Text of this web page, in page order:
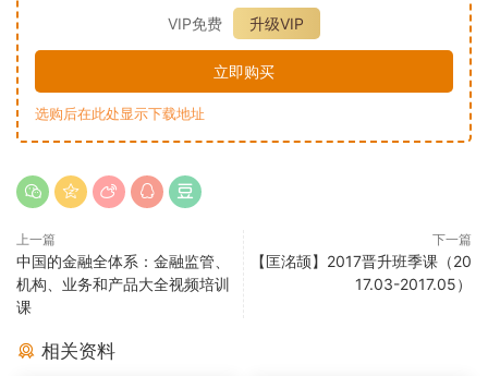
VIP免费
升级VIP
立即购买
选购后在此处显示下载地址
上一篇
中国的金融全体系：金融监管、
机构、业务和产品大全视频培训
课
下一篇
【匡洺颉】2017晋升班季课（20
17.03-2017.05）
相关资料